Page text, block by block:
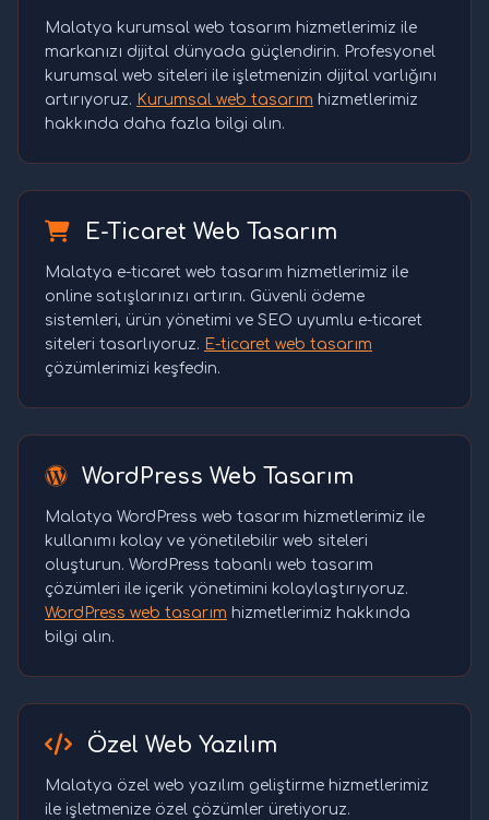
Malatya kurumsal web tasarım hizmetlerimiz ile
markanızı dijital dünyada güçlendirin. Profesyonel
kurumsal web siteleri ile işletmenizin dijital varlığını
artırıyoruz. Kurumsal web tasarım hizmetlerimiz
hakkında daha fazla bilgi alın.
E-Ticaret Web Tasarım
Malatya e-ticaret web tasarım hizmetlerimiz ile
online satışlarınızı artırın. Güvenli ödeme
sistemleri, ürün yönetimi ve SEO uyumlu e-ticaret
siteleri tasarlıyoruz. E-ticaret web tasarım
çözümlerimizi keşfedin.
WordPress Web Tasarım
Malatya WordPress web tasarım hizmetlerimiz ile
kullanımı kolay ve yönetilebilir web siteleri
oluşturun. WordPress tabanlı web tasarım
çözümleri ile içerik yönetimini kolaylaştırıyoruz.
WordPress web tasarım hizmetlerimiz hakkında
bilgi alın.
Özel Web Yazılım
Malatya özel web yazılım geliştirme hizmetlerimiz
ile işletmenize özel çözümler üretiyoruz.